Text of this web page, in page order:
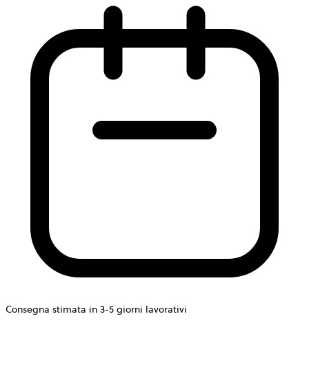
Consegna stimata in 3-5 giorni lavorativi